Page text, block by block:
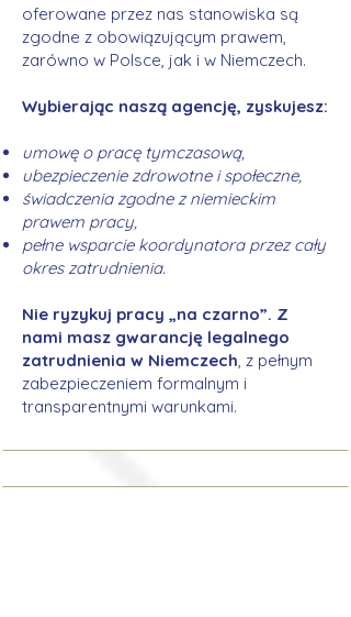
oferowane przez nas stanowiska są
zgodne z obowiązującym prawem,
zarówno w Polsce, jak i w Niemczech.
Wybierając naszą agencję, zyskujesz:
umowę o pracę tymczasową,
ubezpieczenie zdrowotne i społeczne,
świadczenia zgodne z niemieckim
prawem pracy,
pełne wsparcie koordynatora przez cały
okres zatrudnienia.
Nie ryzykuj pracy „na czarno”. Z
nami masz gwarancję legalnego
zatrudnienia w Niemczech, z pełnym
zabezpieczeniem formalnym i
transparentnymi warunkami.